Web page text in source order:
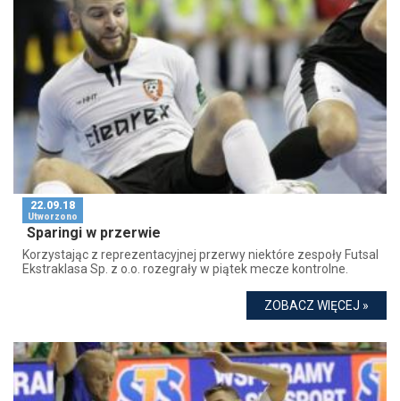
22.09.18
Utworzono
Sparingi w przerwie
Korzystając z reprezentacyjnej przerwy niektóre zespoły Futsal
Ekstraklasa Sp. z o.o. rozegrały w piątek mecze kontrolne.
ZOBACZ WIĘCEJ »